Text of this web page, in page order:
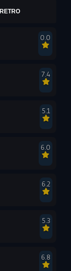
RETRO
0.0
7.4
5.1
6.0
6.2
5.3
6.8